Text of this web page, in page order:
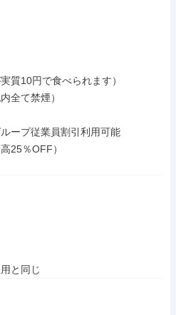
質10円で食べられます）
全て禁煙）
ープ従業員割引利用可能
25％OFF）